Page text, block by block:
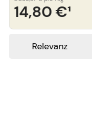
14,80 €¹